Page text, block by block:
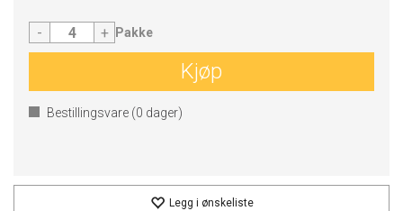
- + Pakke
Kjøp
Bestillingsvare (0 dager)
Legg i ønskeliste